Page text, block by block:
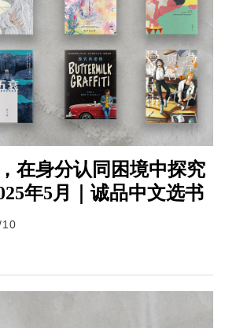
在身分认同困境中探究
年5月｜诚品中文选书